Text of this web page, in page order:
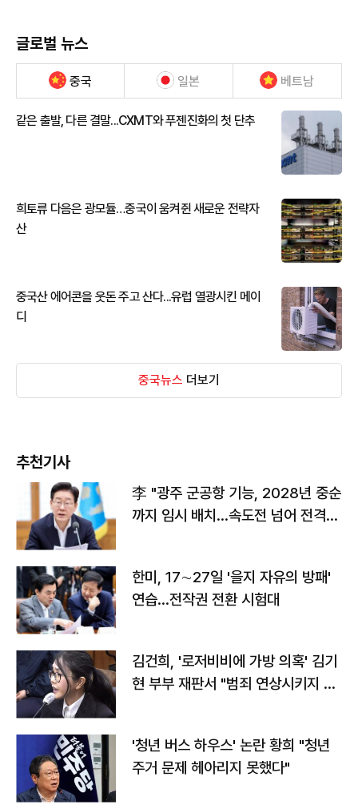
글로벌 뉴스
중국 일본 베트남
같은 출발, 다른 결말...CXMT와 푸젠진화의 첫 단추
희토류 다음은 광모듈…중국이 움켜쥔 새로운 전략자
산
중국산 에어콘을 웃돈 주고 산다...유럽 열광시킨 메이
디
중국뉴스 더보기
추천기사
李 "광주 군공항 기능, 2028년 중순
까지 임시 배치…속도전 넘어 전격
한미, 17∼27일 '을지 자유의 방패'
연습…전작권 전환 시험대
김건희, '로저비비에 가방 의혹' 김기
현 부부 재판서 "범죄 연상시키지 말
'청년 버스 하우스' 논란 황희 "청년
주거 문제 헤아리지 못했다"